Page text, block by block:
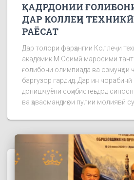
ҚАДРДОНИИ
ДАР КОЛЛЕҶИ ТЕХНИКӢ
РАЁСАТ
Дар толори фарҳангии Коллеҷи
академик М.Осимӣ маросими
ғолибони олимпиада ва озмунҳои
баргузор гардид. Дар ин
донишҷӯёни соҳибистеъдод
ва ҳавасмандиҳои пулии молиявӣ